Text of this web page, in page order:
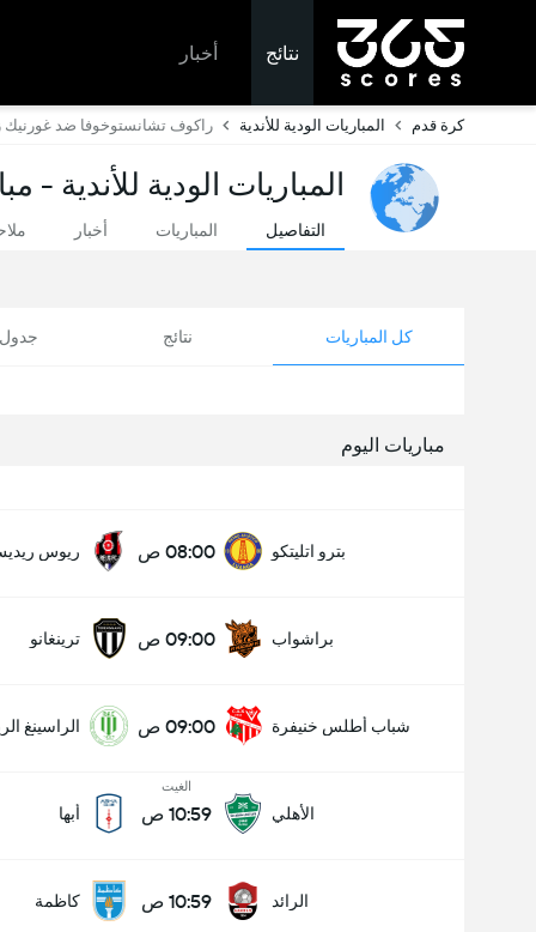
نتائج أخبار
كرة قدم المباريات الودية للأندية راكوف تشانستوخوفا ضد غورنيك
المباريات الودية للأندية -
التفاصيل المباريات أخبار
كل المباريات نتائج جدول
مباريات اليوم
بترو اتليتكو 08:00 ص ريوس
براشواب 09:00 ص ترينغانو
شباب أطلس خنيفرة 09:00 ص الراسينغ
الأهلي
الغيت
10:59 ص أبها
الرائد 10:59 ص كاظمة